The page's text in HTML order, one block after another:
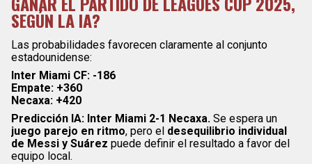
SEGÚN LA IA?
Las probabilidades favorecen claramente al conjunto
estadounidense:
Inter Miami CF: -186
Empate: +360
Necaxa: +420
Predicción IA: Inter Miami 2-1 Necaxa. Se espera un
juego parejo en ritmo, pero el desequilibrio individual
de Messi y Suárez puede definir el resultado a favor del
equipo local.